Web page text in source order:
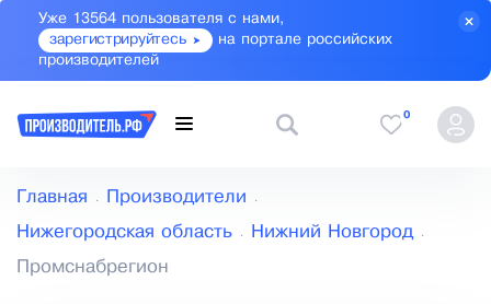
Уже 13564 пользователя с нами,
зарегистрируйтесь
на портале российских
производителей
0
Главная Производители
Нижегородская область Нижний Новгород
Промснабрегион